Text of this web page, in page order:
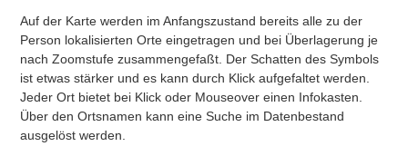
Auf der Karte werden im Anfangszustand bereits alle zu der
Person lokalisierten Orte eingetragen und bei Überlagerung je
nach Zoomstufe zusammengefaßt. Der Schatten des Symbols
ist etwas stärker und es kann durch Klick aufgefaltet werden.
Jeder Ort bietet bei Klick oder Mouseover einen Infokasten.
Über den Ortsnamen kann eine Suche im Datenbestand
ausgelöst werden.